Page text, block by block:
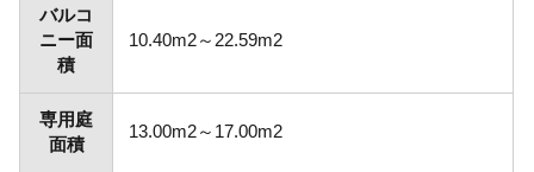
バルコ
ニー面
積
10.40m2～22.59m2
専用庭
面積
13.00m2～17.00m2